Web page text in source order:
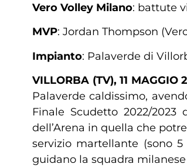
Vero Volley Milano: battute
MVP: Jordan Thompson
Impianto: Palaverde di
VILLORBA (TV), 11 MAGGIO
Palaverde caldissimo,
Finale Scudetto 2022/
dell’Arena in quella che
servizio martellante (sono
guidano la squadra